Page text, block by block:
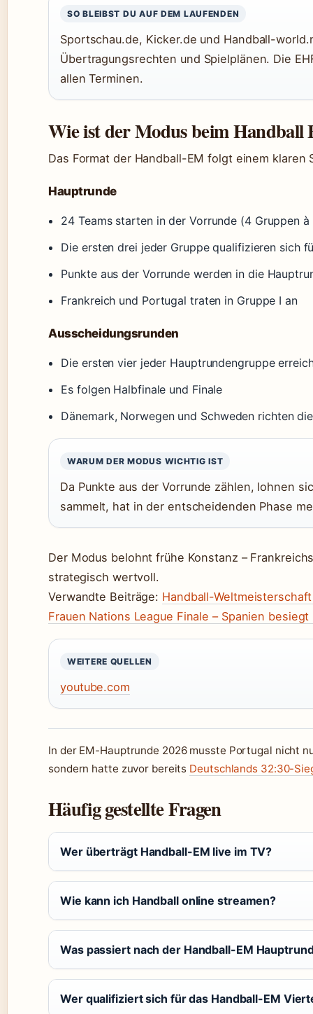
SO BLEIBST DU AUF DEM LAUFENDEN
Sportschau.de, Kicker.de und Handball-
Übertragungsrechten und Spielplänen. Die
allen Terminen.
Wie ist der Modus beim Handball
Das Format der Handball-EM folgt einem
Hauptrunde
24 Teams starten in der Vorrunde (4 Gruppen à
Die ersten drei jeder Gruppe qualifizieren sich
Punkte aus der Vorrunde werden in die
Frankreich und Portugal traten in Gruppe I an
Ausscheidungsrunden
Die ersten vier jeder Hauptrundengruppe
Es folgen Halbfinale und Finale
Dänemark, Norwegen und Schweden richten
WARUM DER MODUS WICHTIG IST
Da Punkte aus der Vorrunde zählen, lohnen
sammelt, hat in der entscheidenden Phase
Der Modus belohnt frühe Konstanz –
strategisch wertvoll.
Verwandte Beiträge: Handball-
Frauen Nations League Finale – Spanien
WEITERE QUELLEN
youtube.com
In der EM-Hauptrunde 2026 musste Portugal nicht
sondern hatte zuvor bereits Deutschlands 32:30-
Häufig gestellte Fragen
Wer überträgt Handball-EM live im TV?
Wie kann ich Handball online streamen?
Was passiert nach der Handball-EM
Wer qualifiziert sich für das Handball-EM